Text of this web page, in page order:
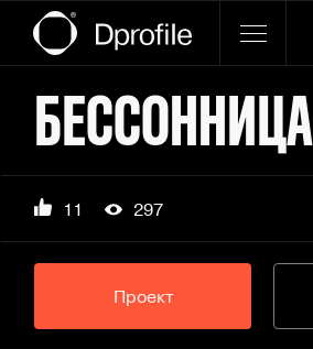
БЕССОННИЦА
11 297
Проект